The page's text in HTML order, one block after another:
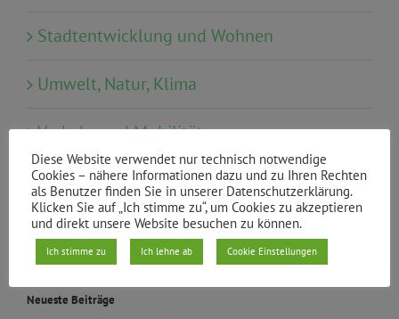
Stadtentwicklung und Wohnen
Umwelt, Natur, Klima
Verkehr und Mobilität
Wahl
Wirtschaft, Tourismus, Finanzen
Neueste Beiträge
Diese Website verwendet nur technisch notwendige
Cookies – nähere Informationen dazu und zu Ihren Rechten
als Benutzer finden Sie in unserer Datenschutzerklärung.
Klicken Sie auf „Ich stimme zu“, um Cookies zu akzeptieren
und direkt unsere Website besuchen zu können.
Ich stimme zu Ich lehne ab Cookie Einstellungen